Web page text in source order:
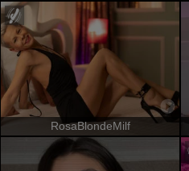
RosaBlondeMilf